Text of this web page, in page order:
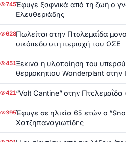
745Έφυγε ξαφνικά από τη ζωή ο
Ελευθεριάδης
628Πωλείται στην Πτολεμαΐδα
οικόπεδο στη περιοχή του ΟΣΕ
451Ξεκινά η υλοποίηση του
θερμοκηπίου Wonderplant στην
421“Volt Cantine” στην Πτολεμαΐδα
395Έφυγε σε ηλικία 65 ετών ο
Χατζηπαναγιωτίδης